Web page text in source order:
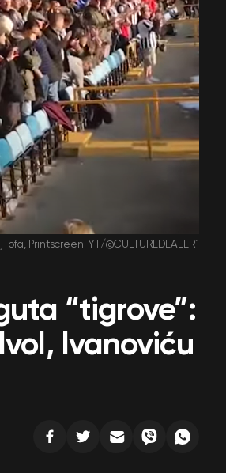
Printscreen: YT/@CULTUREDEALER1
“tigrove”:
Ivanoviću